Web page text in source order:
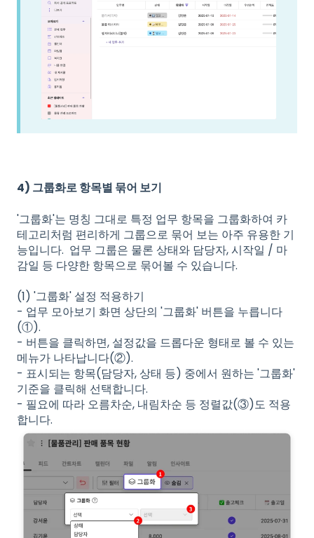
4) 그룹화로 항목별 묶어 보기
'그룹화'는 명칭 그대로 특정 업무 항목을 그룹화하여 카
테고리처럼 편리하게 그룹으로 묶어 보는 아주 유용한 기
능입니다. 업무 그룹은 물론 상태와 담당자, 시작일 / 마
감일 등 다양한 항목으로 묶어볼 수 있습니다.
(1) '그룹화' 설정 적용하기
- 업무 모아보기 화면 상단의 '그룹화' 버튼을 누릅니다
(①).
- 버튼을 클릭하면, 설정값을 드롭다운 형태로 볼 수 있는
메뉴가 나타납니다(②).
- 표시되는 항목(담당자, 상태 등) 중에서 원하는 '그룹화'
기준을 클릭해 선택합니다.
- 필요에 따라 오름차순, 내림차순 등 정렬값(③)도 적용
합니다.